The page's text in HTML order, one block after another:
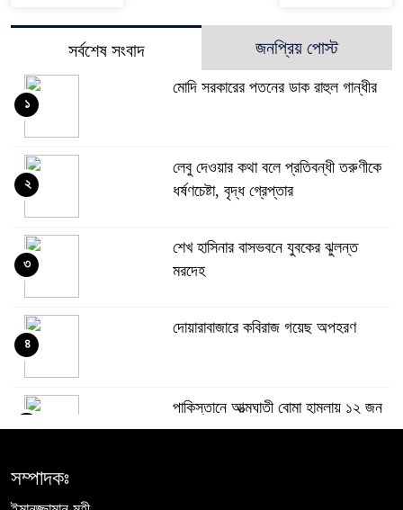
সর্বশেষ সংবাদ জনপ্রিয় পোস্ট
মোদি সরকারের পতনের ডাক রাহুল গান্ধীর
১
লেবু দেওয়ার কথা বলে প্রতিবন্ধী তরুণীকে
ধর্ষণচেষ্টা, বৃদ্ধ গ্রেপ্তার
২
শেখ হাসিনার বাসভবনে যুবকের ঝুলন্ত
মরদেহ
৩
দোয়ারাবাজারে কবিরাজ গয়েছ অপহরণ
৪
পাকিস্তানে আত্মঘাতী বোমা হামলায় ১২ জন
সেনা সদস্যসহ ১৫ জন নিহত: সেনাবাহিনী
৬
সম্পাদকঃ